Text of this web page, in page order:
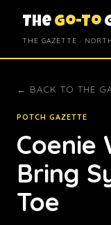
The Go-To
THE GAZETTE ·
← BACK TO THE
POTCH GAZETTE
Coenie
Bring
Toe